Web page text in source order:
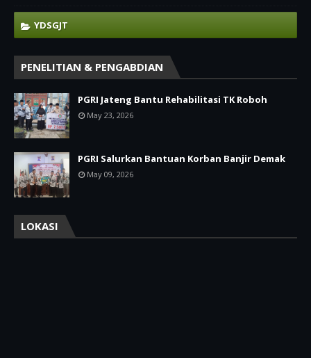
YDSGJT
PENELITIAN & PENGABDIAN
PGRI Jateng Bantu Rehabilitasi TK Roboh
May 23, 2026
PGRI Salurkan Bantuan Korban Banjir Demak
May 09, 2026
LOKASI